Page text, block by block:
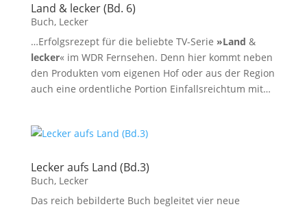
Land & lecker (Bd. 6)
Buch, Lecker
…Erfolgsrezept für die beliebte TV-Serie »Land &
lecker« im WDR Fernsehen. Denn hier kommt neben
den Produkten vom eigenen Hof oder aus der Region
auch eine ordentliche Portion Einfallsreichtum mit…
Lecker aufs Land (Bd.3)
Buch, Lecker
Das reich bebilderte Buch begleitet vier neue